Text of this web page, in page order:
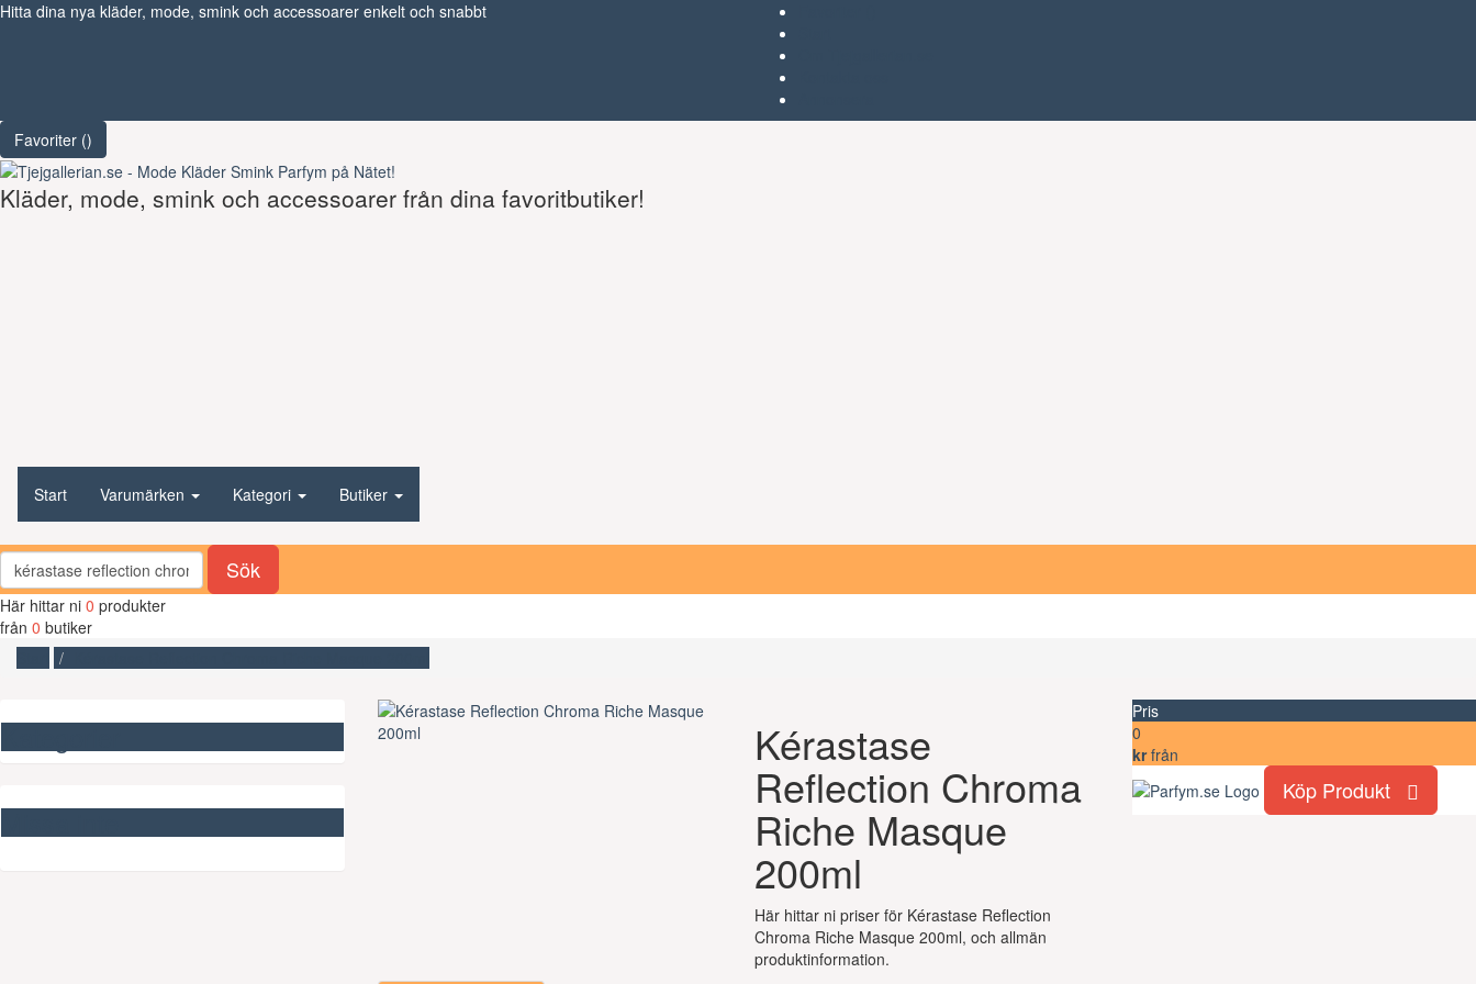
Hitta dina nya kläder, mode, smink och accessoarer enkelt och snabbt
Favoriter ()
Kläder, mode, smink och accessoarer från dina favoritbutiker!
Start Varumärken Kategori Butiker
Sök
Här hittar ni 0 produkter
från 0 butiker
Kérastase
Reflection Chroma
Riche Masque
200ml
Här hittar ni priser för Kérastase Reflection
Chroma Riche Masque 200ml, och allmän
produktinformation.
Pris
0
kr från
Köp Produkt